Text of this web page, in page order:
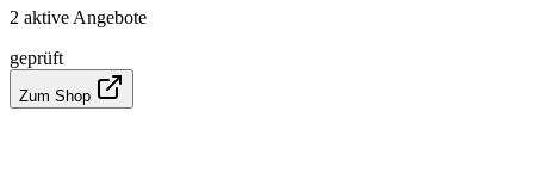
2 aktive Angebote
geprüft
Zum Shop